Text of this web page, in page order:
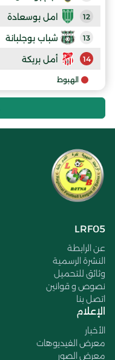
12 امل بوسعادة
13 شباب بوجلبانة
14 أمل بريكة
الهبوط
LRF05
عن الرابطة
النشرة الرسمية
وثائق للتحميل
نصوص و قوانين
اتصل بنا
الإعلام
الأخبار
معرض الفيديوهات
معرض الصور